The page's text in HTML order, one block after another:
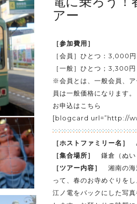
アー
［参加費用］
［会員］ひとつ：3,000
［一般］ひとつ；3,300
※会員とは、一般会員、
員は一般価格になります。
お申込はこちら
[blogcard url=”http://
［ホストファミリー名］
［集合場所］
鎌倉（ぬい
［ツアー内容］
湘南の海
って、春のお寺めぐりをし
江ノ電をバックにした写